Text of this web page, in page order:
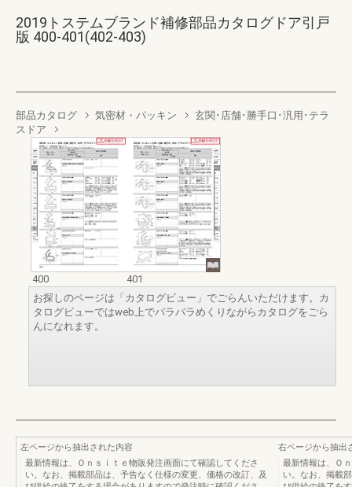
2019トステムブランド補修部品カタログドア引戸
版 400-401(402-403)
部品カタログ 気密材・パッキン
玄関･店舗･勝手口･汎用･テラ
スドア
400
401
お探しのページは「カタログビュー」でごらんいただけます。カ
タログビューではweb上でパラパラめくりながらカタログをごら
んになれます。
左ページから抽出された内容
最新情報は、Ｏｎｓｉｔｅ物販発注画面にて確認してくださ
い。なお、掲載部品は、予告なく仕様の変更、価格の改訂、及
右ページから抽出
最新情報は、Ｏ
い。なお、掲載